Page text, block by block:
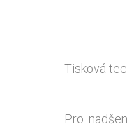
Tisková
Pro